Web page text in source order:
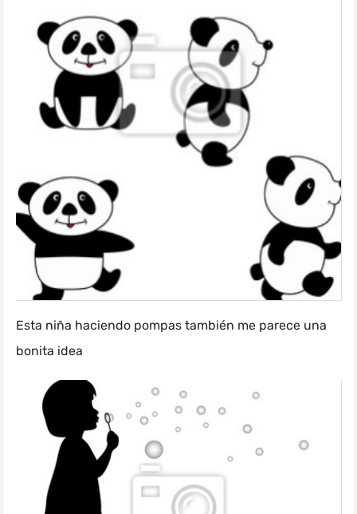
Esta niña haciendo pompas también me parece una
bonita idea